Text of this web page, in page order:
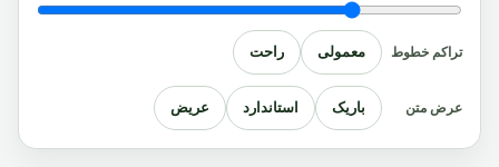
تراکم خطوط معمولی راحت
عرض متن باریک استاندارد عریض